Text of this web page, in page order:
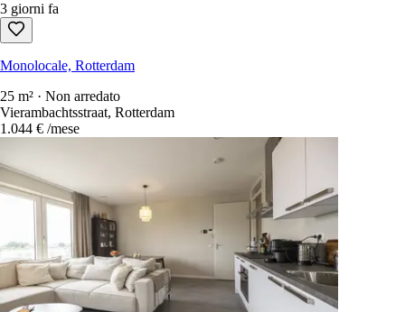
3 giorni fa
Monolocale, Rotterdam
25 m² · Non arredato
Vierambachtsstraat, Rotterdam
1.044 € /mese